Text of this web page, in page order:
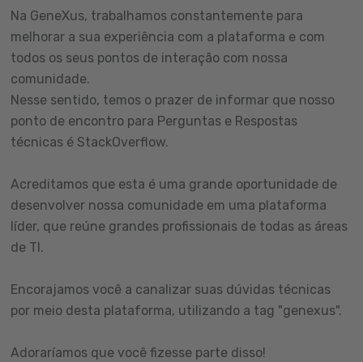
Na GeneXus, trabalhamos constantemente para
melhorar a sua experiência com a plataforma e com
todos os seus pontos de interação com nossa
comunidade.
Nesse sentido, temos o prazer de informar que nosso
ponto de encontro para Perguntas e Respostas
técnicas é StackOverflow.
Acreditamos que esta é uma grande oportunidade de
desenvolver nossa comunidade em uma plataforma
líder, que reúne grandes profissionais de todas as áreas
de TI.
Encorajamos você a canalizar suas dúvidas técnicas
por meio desta plataforma, utilizando a tag "genexus".
Adoraríamos que você fizesse parte disso!